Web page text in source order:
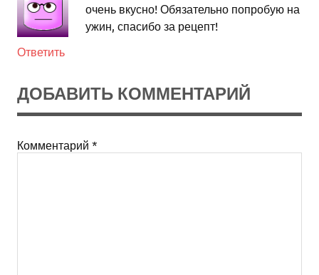
очень вкусно! Обязательно попробую на
ужин, спасибо за рецепт!
Ответить
ДОБАВИТЬ КОММЕНТАРИЙ
Комментарий *